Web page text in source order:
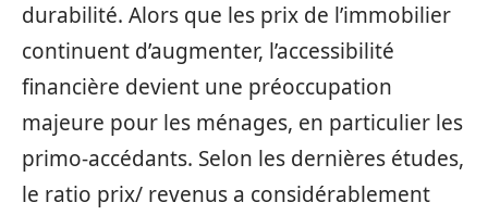
durabilité. Alors que les prix de l’immobilier
continuent d’augmenter, l’accessibilité
financière devient une préoccupation
majeure pour les ménages, en particulier les
primo-accédants. Selon les dernières études,
le ratio prix/ revenus a considérablement